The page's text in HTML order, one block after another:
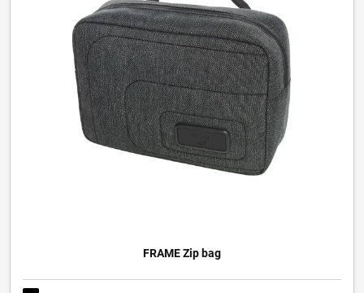
FRAME Zip bag